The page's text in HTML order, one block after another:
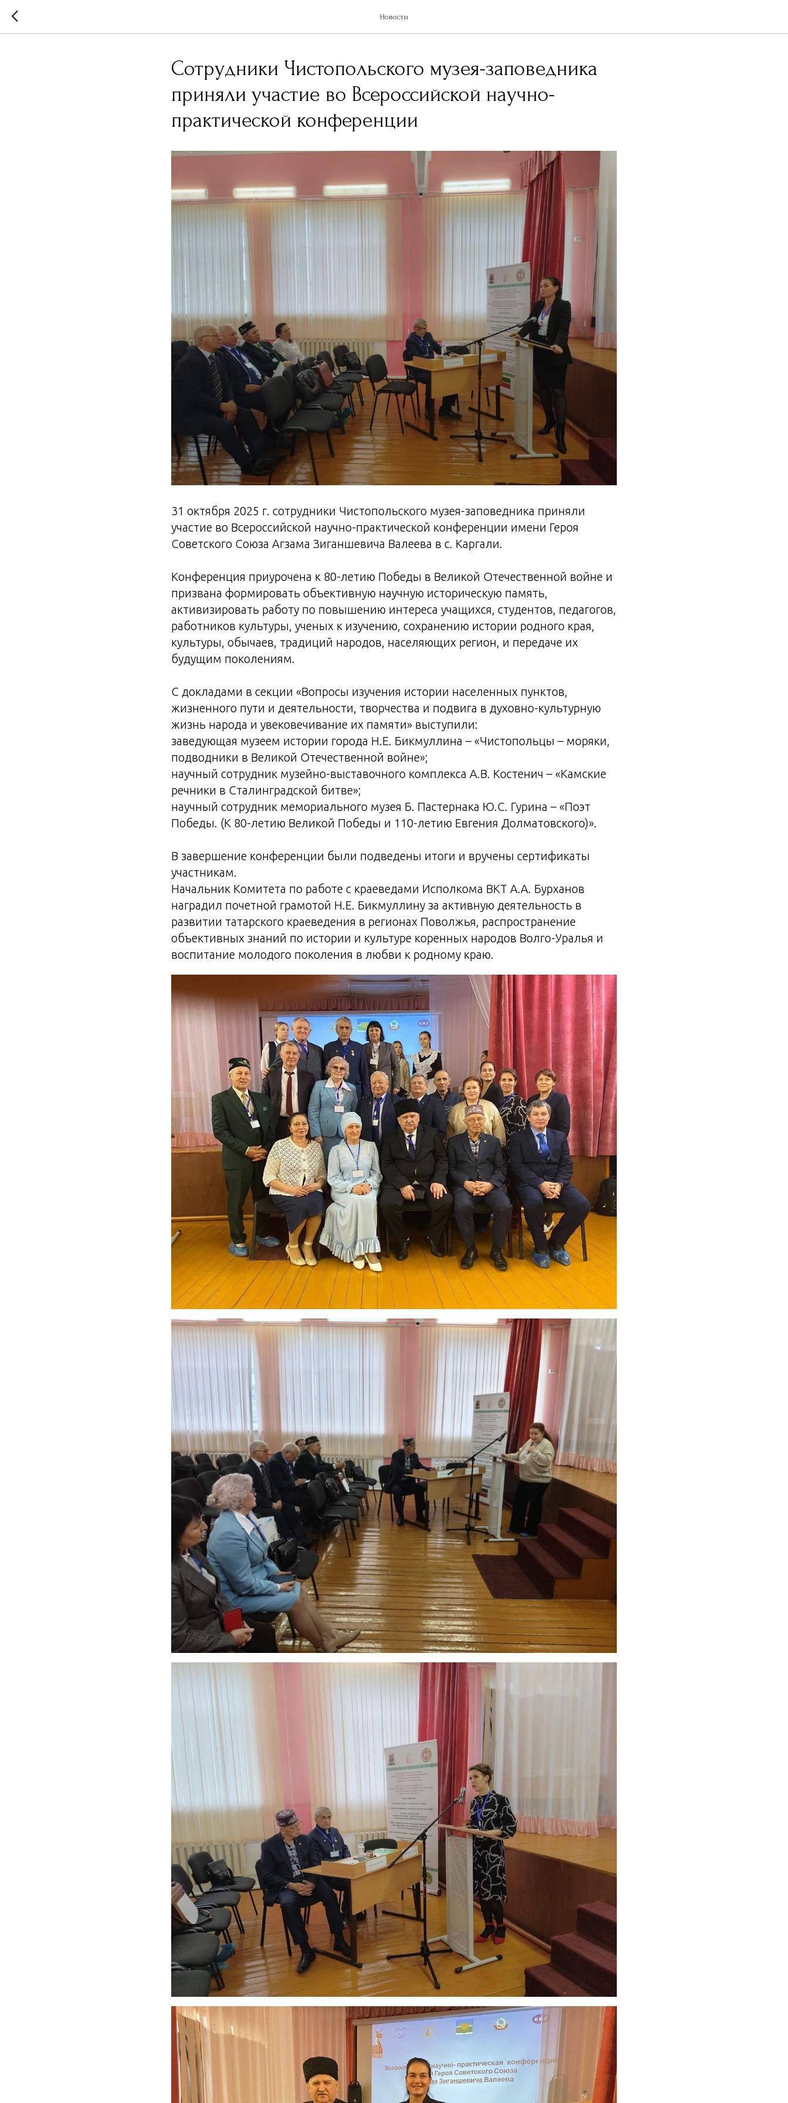
Новости
Сотрудники Чистопольского музея-заповедника
приняли участие во Всероссийской научно-
практической конференции
31 октября 2025 г. сотрудники Чистопольского музея-заповедника приняли
участие во Всероссийской научно-практической конференции имени Героя
Советского Союза Агзама Зиганшевича Валеева в с. Каргали.
Конференция приурочена к 80-летию Победы в Великой Отечественной войне и
призвана формировать объективную научную историческую память,
активизировать работу по повышению интереса учащихся, студентов, педагогов,
работников культуры, ученых к изучению, сохранению истории родного края,
культуры, обычаев, традиций народов, населяющих регион, и передаче их
будущим поколениям.
С докладами в секции «Вопросы изучения истории населенных пунктов,
жизненного пути и деятельности, творчества и подвига в духовно-культурную
жизнь народа и увековечивание их памяти» выступили:
заведующая музеем истории города Н.Е. Бикмуллина – «Чистопольцы – моряки,
подводники в Великой Отечественной войне»;
научный сотрудник музейно-выставочного комплекса А.В. Костенич – «Камские
речники в Сталинградской битве»;
научный сотрудник мемориального музея Б. Пастернака Ю.С. Гурина – «Поэт
Победы. (К 80-летию Великой Победы и 110-летию Евгения Долматовского)».
В завершение конференции были подведены итоги и вручены сертификаты
участникам.
Начальник Комитета по работе с краеведами Исполкома ВКТ А.А. Бурханов
наградил почетной грамотой Н.Е. Бикмуллину за активную деятельность в
развитии татарского краеведения в регионах Поволжья, распространение
объективных знаний по истории и культуре коренных народов Волго-Уралья и
воспитание молодого поколения в любви к родному краю.